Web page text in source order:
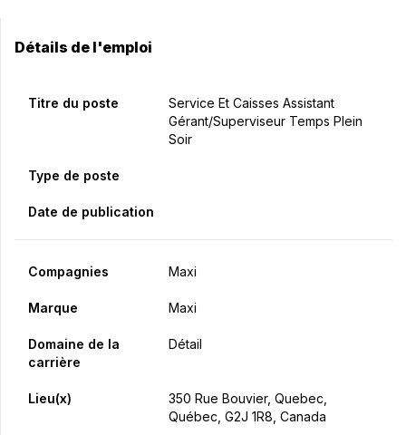
Détails de l'emploi
Titre du poste
Service Et Caisses Assistant
Gérant/Superviseur Temps Plein
Soir
Type de poste
Date de publication
Compagnies Maxi
Marque Maxi
Domaine de la
carrière
Détail
Lieu(x)
350 Rue Bouvier, Quebec,
Québec, G2J 1R8, Canada